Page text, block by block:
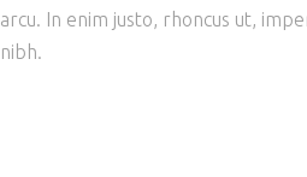
In enim justo, rhoncus ut,